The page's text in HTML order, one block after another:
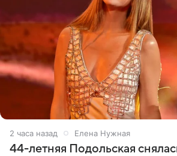
2 часа назад Елена Нужная
44-летняя Подольская